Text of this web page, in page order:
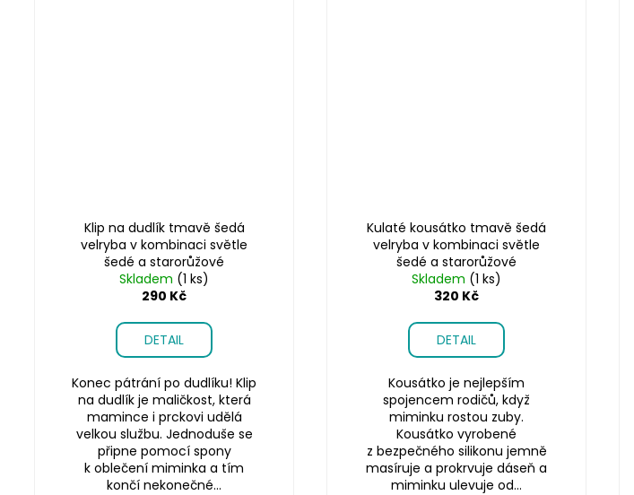
Klip na dudlík tmavě šedá
velryba v kombinaci světle
šedé a starorůžové
Skladem (1 ks)
290 Kč
DETAIL
Konec pátrání po dudlíku! Klip
na dudlík je maličkost, která
mamince i prckovi udělá
velkou službu. Jednoduše se
připne pomocí spony
k oblečení miminka a tím
končí nekonečné...
Kulaté kousátko tmavě šedá
velryba v kombinaci světle
šedé a starorůžové
Skladem (1 ks)
320 Kč
DETAIL
Kousátko je nejlepším
spojencem rodičů, když
miminku rostou zuby.
Kousátko vyrobené
z bezpečného silikonu jemně
masíruje a prokrvuje dáseň a
miminku ulevuje od...